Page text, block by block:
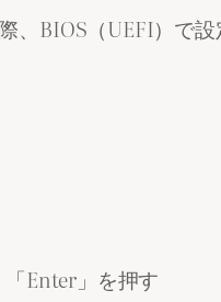
BIOS（UEFI）で設
「Enter」を押す